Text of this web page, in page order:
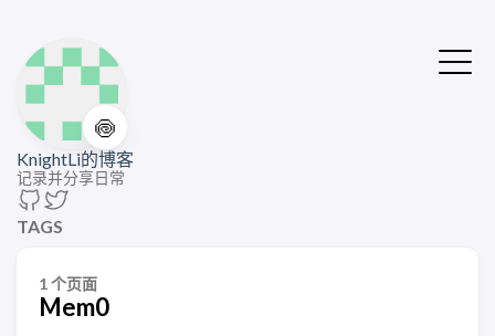
🍥
KnightLi的博客
记录并分享日常
TAGS
1 个页面
Mem0